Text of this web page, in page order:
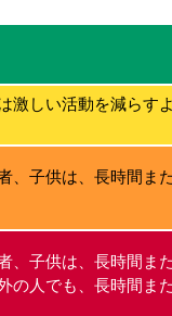
激しい活動を減らす
、子供は、長時間ま
、子供は、長時間ま
の人でも、長時間ま